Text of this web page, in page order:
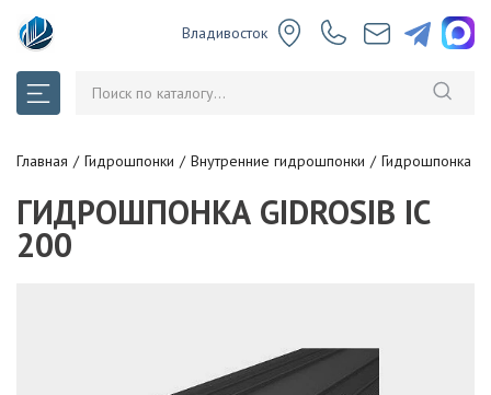
Владивосток
Главная Гидрошпонки Внутренние гидрошпонки Гидрошпонка
ГИДРОШПОНКА GIDROSIB IC
200